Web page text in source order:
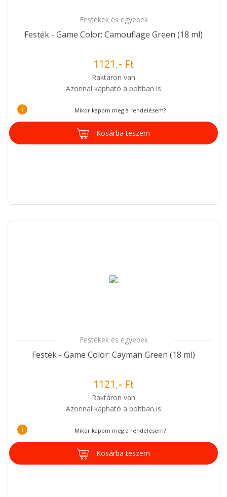
Festékek és egyebek
Festék - Game Color: Camouflage Green (18 ml)
1121,- Ft
Raktáron van
Azonnal kapható a boltban is
i Mikor kapom meg a rendelésem?
Kosárba teszem
Festékek és egyebek
Festék - Game Color: Cayman Green (18 ml)
1121,- Ft
Raktáron van
Azonnal kapható a boltban is
i Mikor kapom meg a rendelésem?
Kosárba teszem